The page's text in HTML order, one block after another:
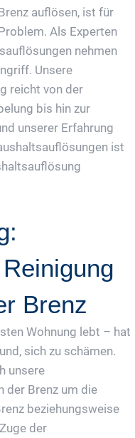
auflösen, ist für
Als Experten
nehmen
Unsere
reicht von der
bis hin zur
unserer Erfahrung
ist
Brenz
Wohnung lebt – hat
sich zu schämen.
unsere
der Brenz um die
beziehungsweise
der